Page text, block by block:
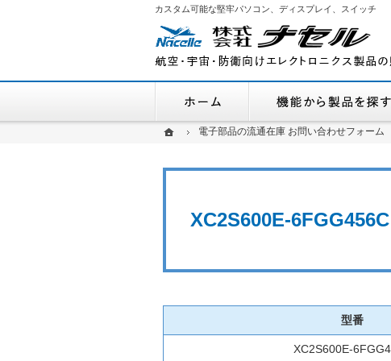
ホーム電子部品の流通在庫 お問い合わせフォーム
XC2S600E-
カスタム可能な堅牢パソコン、ディスプレイ、スイッチ
型番
XC2S600E-
ホーム電子部品の流通在庫 お問い合わせフォーム